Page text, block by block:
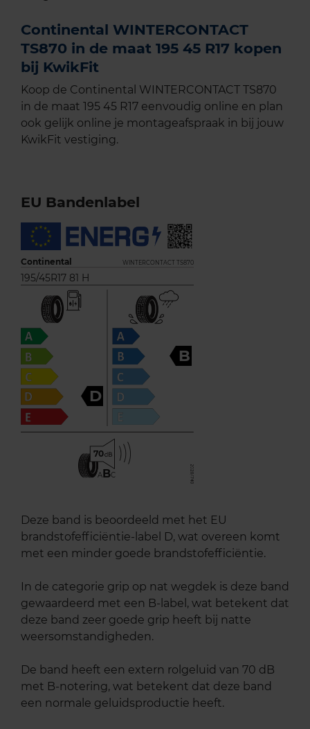
Continental WINTERCONTACT
TS870 in de maat 195 45 R17 kopen
bij KwikFit
Koop de Continental WINTERCONTACT TS870
in de maat 195 45 R17 eenvoudig online en plan
ook gelijk online je montageafspraak in bij jouw
KwikFit vestiging.
EU Bandenlabel
Continental WINTERCONTACT TS870
195/45R17 81 H
D
B
70
ABC
Deze band is beoordeeld met het EU
brandstofefficiëntie-label D, wat overeen komt
met een minder goede brandstofefficiëntie.
In de categorie grip op nat wegdek is deze band
gewaardeerd met een B-label, wat betekent dat
deze band zeer goede grip heeft bij natte
weersomstandigheden.
De band heeft een extern rolgeluid van 70 dB
met B-notering, wat betekent dat deze band
een normale geluidsproductie heeft.